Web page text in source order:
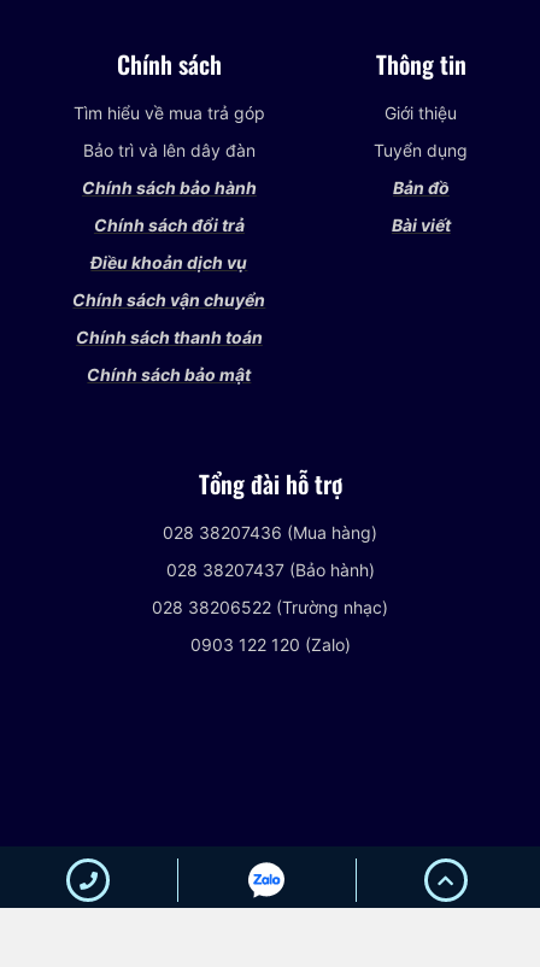
Chính sách
Tìm hiểu về mua trả góp
Bảo trì và lên dây đàn
Chính sách bảo hành
Chính sách đổi trả
Điều khoản dịch vụ
Chính sách vận chuyển
Chính sách thanh toán
Chính sách bảo mật
Thông tin
Giới thiệu
Tuyển dụng
Bản đồ
Bài viết
Tổng đài hỗ trợ
028 38207436 (Mua hàng)
028 38207437 (Bảo hành)
028 38206522 (Trường nhạc)
0903 122 120 (Zalo)